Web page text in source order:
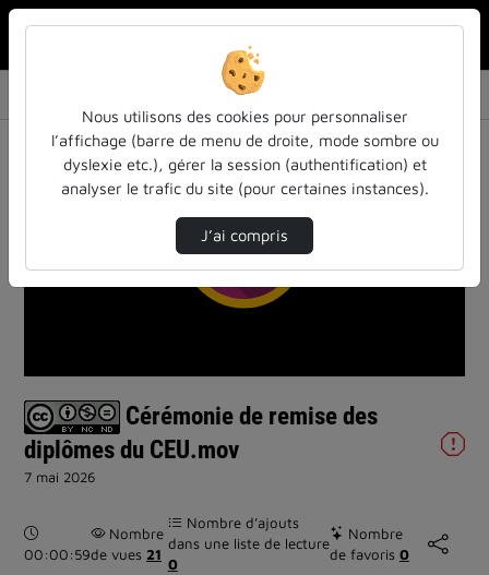
Cérémonie de remise des diplômes du CEU.mov
Lire
vidéo
Cérémonie de remise des
diplômes du CEU.mov
7 mai 2026
Durée :
00:00:59
Nombre
de vues 21
Nombre d’ajouts
dans une liste de lecture
0
Nombre
de favoris 0
Nous utilisons des cookies pour personnaliser
l’affichage (barre de menu de droite, mode sombre ou
dyslexie etc.), gérer la session (authentification) et
analyser le trafic du site (pour certaines instances).
J’ai compris